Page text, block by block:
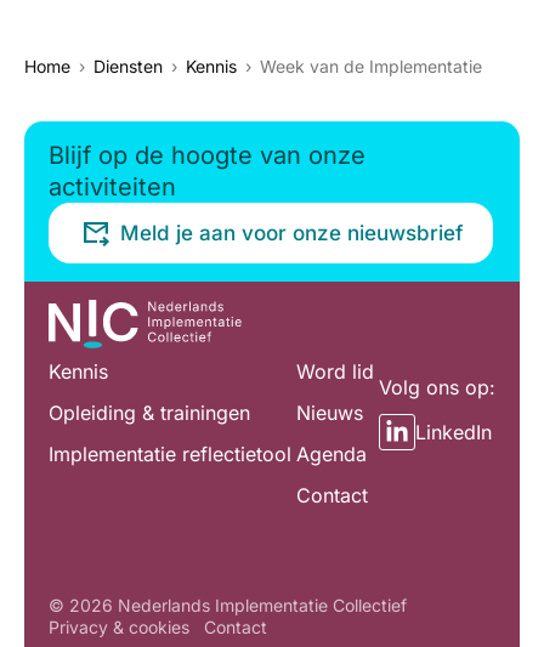
Home Diensten Kennis Week van de Implementatie
Blijf op de hoogte van onze
activiteiten
Meld je aan voor onze nieuwsbrief
Kennis
Opleiding & trainingen
Implementatie reflectietool
Word lid
Nieuws
Agenda
Contact
Volg ons op:
LinkedIn
© 2026 Nederlands Implementatie Collectief
Privacy & cookies
Contact